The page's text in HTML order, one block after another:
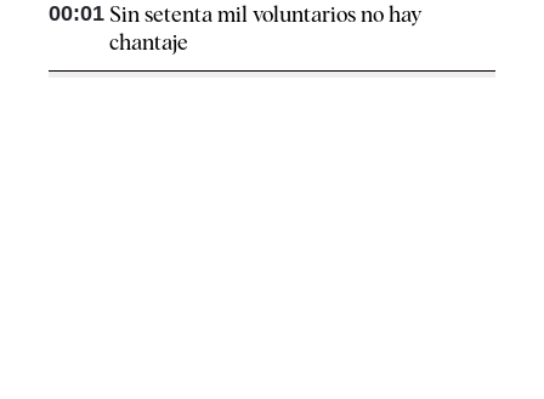
00:01 Sin setenta mil voluntarios no hay
chantaje